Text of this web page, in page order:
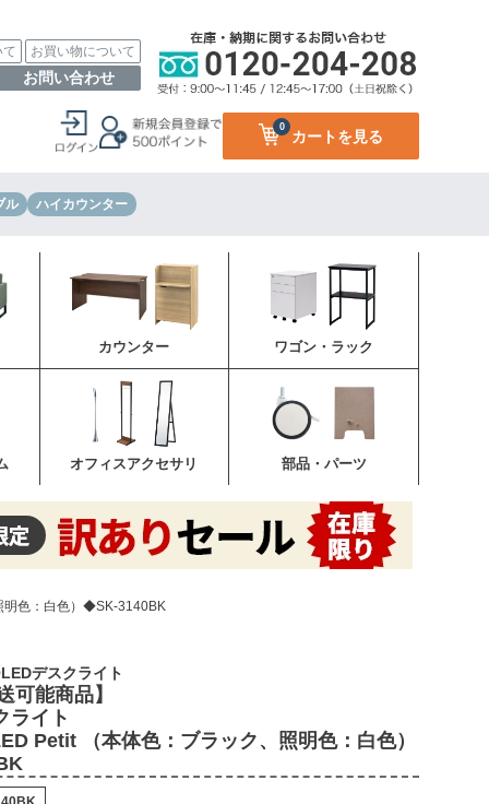
て お買い物について
お問い合わせ
カートを見る
0
ル ハイカウンター
カウンター ワゴン・ラック
オフィスアクセサリ 部品・パーツ
明色：白色）◆SK-3140BK
デスクライト
可能商品】
ライト
Petit （本体色：ブラック、照明色：白色）